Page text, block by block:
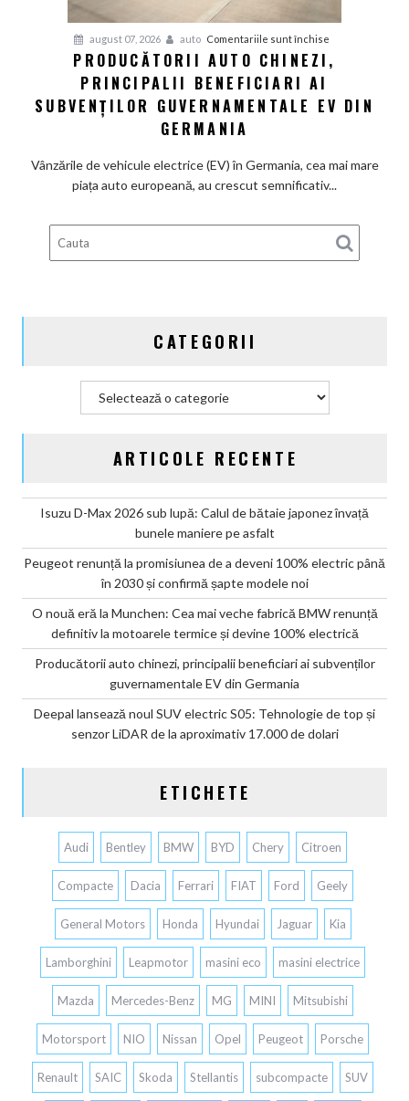
și
100%
august 07, 2026 auto Comentariile sunt închise
chinezi,
din
Germania
PRODUCĂTORII AUTO CHINEZI,
PRINCIPALII BENEFICIARI AI
SUBVENȚILOR GUVERNAMENTALE EV DIN
GERMANIA
Vânzările de vehicule electrice (EV) în Germania, cea mai mare
piața auto europeană, au crescut semnificativ...
CATEGORII
ARTICOLE RECENTE
Isuzu D-Max 2026 sub lupă: Calul de bătaie japonez învață
bunele maniere pe asfalt
Peugeot renunță la promisiunea de a deveni 100% electric până
în 2030 și confirmă șapte modele noi
O nouă eră la Munchen: Cea mai veche fabrică BMW renunță
definitiv la motoarele termice și devine 100% electrică
Producătorii auto chinezi, principalii beneficiari ai subvenților
guvernamentale EV din Germania
Deepal lansează noul SUV electric S05: Tehnologie de top și
senzor LiDAR de la aproximativ 17.000 de dolari
ETICHETE
Audi Bentley BMW BYD Chery Citroen
Compacte Dacia Ferrari FIAT Ford Geely
General Motors Honda Hyundai Jaguar Kia
Lamborghini Leapmotor masini eco masini electrice
Mazda Mercedes-Benz MG MINI Mitsubishi
Motorsport NIO Nissan Opel Peugeot Porsche
Renault SAIC Skoda Stellantis subcompacte SUV